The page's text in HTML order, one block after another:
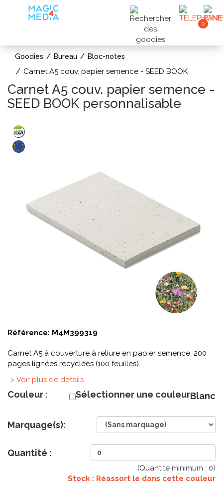
0
Goodies Bureau Bloc-notes
Carnet A5 couv. papier semence - SEED BOOK
Carnet A5 couv. papier semence -
SEED BOOK personnalisable
Référence: M4M399319
Carnet A5 à couverture à reliure en papier semence. 200
pages lignées recyclées (100 feuilles).
> Voir plus de détails
Couleur : Sélectionner une couleurBlanc
Marquage(s):
Quantité :
(Quantité minimum : 0)
Stock : Réassort le dans cette couleur